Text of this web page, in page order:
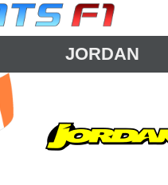
JORDAN